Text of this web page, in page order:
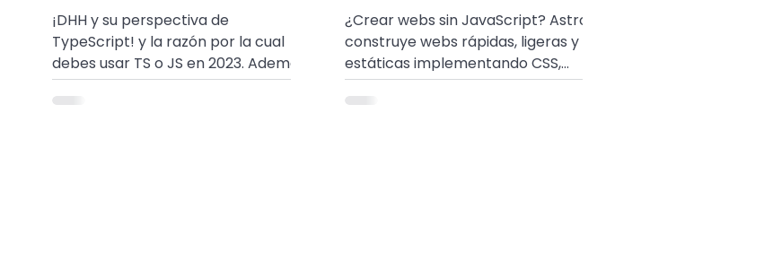
noticias de este 2023?
¡DHH y su perspectiva de
TypeScript! y la razón por la cual
debes usar TS o JS en 2023. Además
¿Cuánto tiempo tardarías en
aprenderlos?
español!
¿Crear webs sin JavaScript? AstroJS
construye webs rápidas, ligeras y
estáticas implementando CSS,
React, Vue y Svelte. ¡Tutorial dev
aquí!